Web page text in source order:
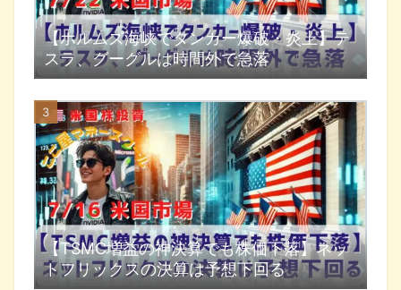
【ホルムズ海峡でタンカー爆破・炎上】テ
スラ、グーグルは時間外で急落
【TSMC増益の神決算でも株価下落】ネッ
トフリックスの決算は予想下回る